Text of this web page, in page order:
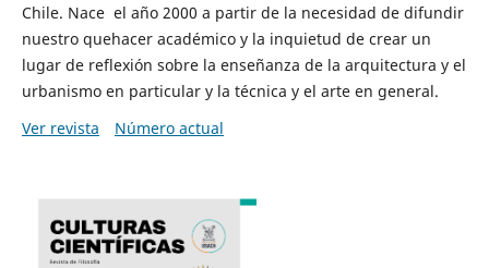
Chile. Nace el año 2000 a partir de la necesidad de difundir
nuestro quehacer académico y la inquietud de crear un
lugar de reflexión sobre la enseñanza de la arquitectura y el
urbanismo en particular y la técnica y el arte en general.
Ver revista
Número actual